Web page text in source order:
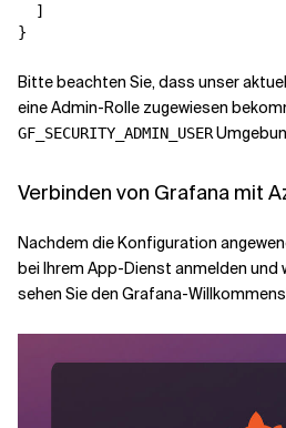
  ]
}
Bitte beachten Sie, dass unser
eine Admin-Rolle zugewiesen
GF_SECURITY_ADMIN_USER
Verbinden von Grafana mit
Nachdem die Konfiguration
bei Ihrem App-Dienst anmelden und
sehen Sie den Grafana-